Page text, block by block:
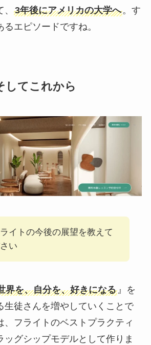
3年後にアメリカの大学へ。す
エピソードですね。
してこれから
イトの今後の展望を教えて
い
界を、自分を、好きになる』を
生徒さんを増やしていくことで
、フライトのベストプラクティ
ッグシップモデルとして作りま